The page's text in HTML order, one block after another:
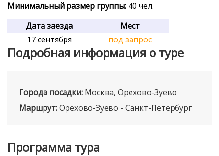
Минимальный размер группы: 40 чел.
Дата заезда
Мест
17 сентября
под запрос
Подробная информация о туре
Города посадки: Москва, Орехово-Зуево
Маршрут:Орехово-Зуево - Санкт-Петербург
Программа тура